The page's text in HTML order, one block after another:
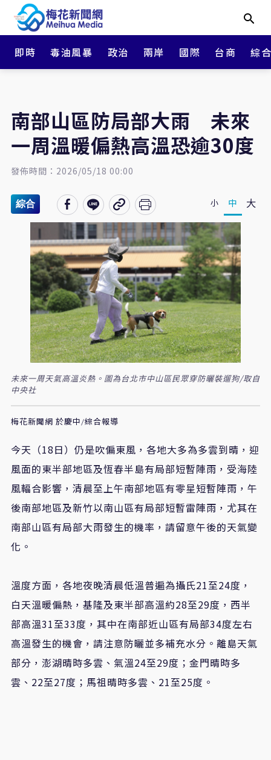
即時 毒油風暴 政治 兩岸 國際 台商 綜
南部山區防局部大雨 未來
一周溫暖偏熱高溫恐逾30度
發佈時間：2026/05/18 00:00
綜合 小 中 大
未來一周天氣高溫炎熱。圖為台北市中山區民眾穿防曬裝遛狗/取自
中央社
梅花新聞網 於慶中/綜合報導
今天（18日）仍是吹偏東風，各地大多為多雲到晴，迎
風面的東半部地區及恆春半島有局部短暫陣雨，受海陸
風輻合影響，清晨至上午南部地區有零星短暫陣雨，午
後南部地區及新竹以南山區有局部短暫雷陣雨，尤其在
南部山區有局部大雨發生的機率，請留意午後的天氣變
化。
溫度方面，各地夜晚清晨低溫普遍為攝氏21至24度，
白天溫暖偏熱，基隆及東半部高溫約28至29度，西半
部高溫31至33度，其中在南部近山區有局部34度左右
高溫發生的機會，請注意防曬並多補充水分。離島天氣
部分，澎湖晴時多雲、氣溫24至29度；金門晴時多
雲、22至27度；馬祖晴時多雲、21至25度。